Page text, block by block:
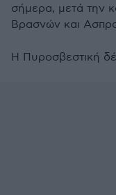
σήμερα, μετά την
Βρασνών και
Η Πυροσβεστική